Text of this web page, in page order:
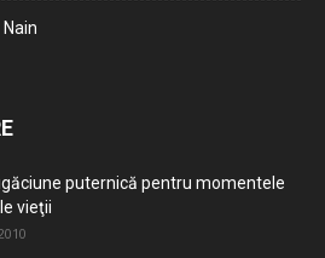
puternică pentru momentele
vieţii